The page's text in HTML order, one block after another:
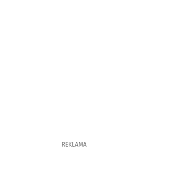
REKLAMA